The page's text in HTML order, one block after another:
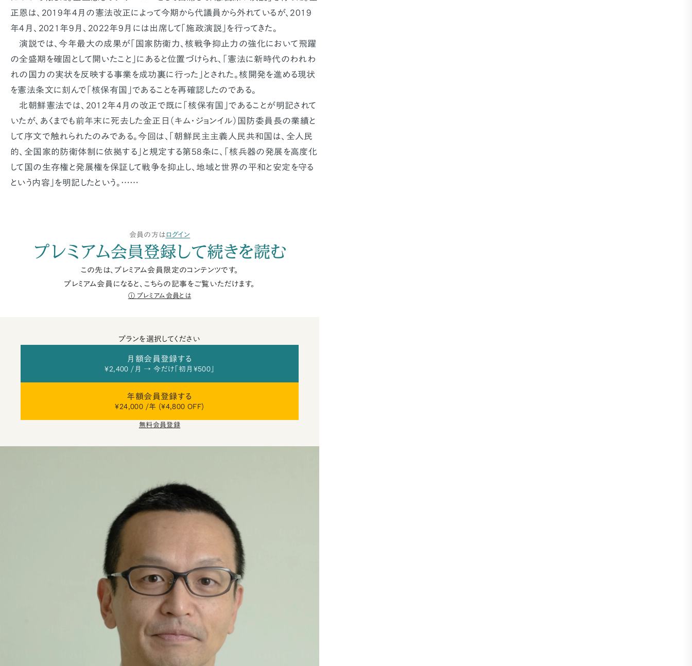
正恩は、2019年4月の憲法改正によって今期から代議員から外れているが、2019
年4月、2021年9月、2022年9月には出席して「施政演説」を行ってきた。
演説では、今年最大の成果が「国家防衛力、核戦争抑止力の強化において飛躍
の全盛期を確固として開いたこと」にあると位置づけられ、「憲法に新時代のわれわ
れの国力の実状を反映する事業を成功裏に行った」とされた。核開発を進める現状
を憲法条文に刻んで「核保有国」であることを再確認したのである。
北朝鮮憲法では、2012年4月の改正で既に「核保有国」であることが明記されて
いたが、あくまでも前年末に死去した金正日（キム・ジョンイル）国防委員長の業績と
して序文で触れられたのみである。今回は、「朝鮮民主主義人民共和国は、全人民
的、全国家的防衛体制に依拠する」と規定する第58条に、「核兵器の発展を高度化
して国の生存権と発展権を保証して戦争を抑止し、地域と世界の平和と安定を守る
という内容」を明記したという。……
会員の方は ログイン
プレミアム会員登録して続きを読む
この先は、プレミアム会員限定のコンテンツです。
プレミアム会員になると、こちらの記事をご覧いただけます。
プレミアム会員とは
プランを選択してください
月額会員登録する
¥2,400 /月 → 今だけ「初月¥500」
年額会員登録する
¥24,000 /年 (¥4,800 OFF)
無料会員登録